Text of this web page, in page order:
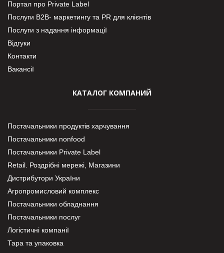
Портал про Private Label
Послуги В2В- маркетингу та PR для клієнтів
Послуги з надання інформації
Відгуки
Контакти
Вакансії
КАТАЛОГ КОМПАНИЙ
Постачальники продуктів харчування
Постачальники nonfood
Постачальники Private Label
Retail. Роздрібні мережі, Магазини
Дистрибутори України
Агропромисловий комплекс
Постачальники обладнання
Постачальники послуг
Логістичні компанії
Тара та упаковка